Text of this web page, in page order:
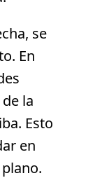
se
En
la
Esto
en